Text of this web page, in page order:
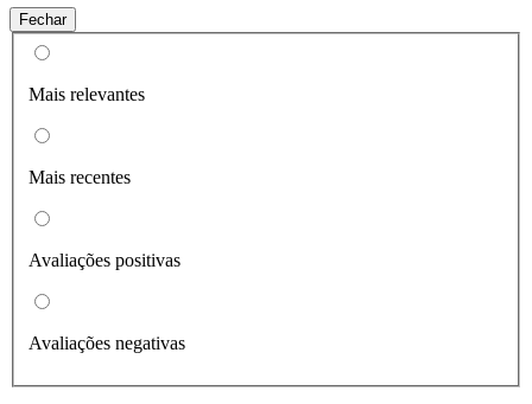
Fechar
Mais relevantes
Mais recentes
Avaliações positivas
Avaliações negativas